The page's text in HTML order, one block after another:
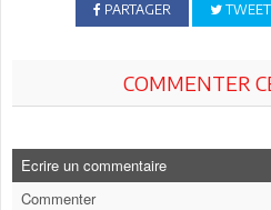
PARTAGER
COMMENTER
Ecrire un commentaire
Commenter